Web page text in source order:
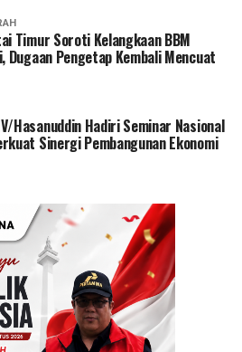
Timur Soroti Kelangkaan BBM
Dugaan Pengetap Kembali Mencuat
Hasanuddin Hadiri Seminar Nasional
Sinergi Pembangunan Ekonomi